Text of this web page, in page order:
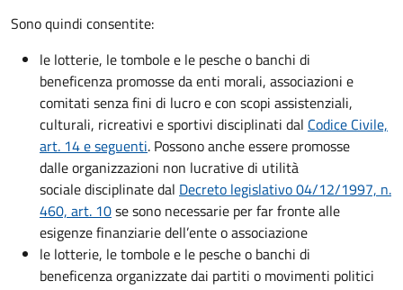
Sono quindi consentite:
le lotterie, le tombole e le pesche o banchi di
beneficenza promosse da enti morali, associazioni e
comitati senza fini di lucro e con scopi assistenziali,
culturali, ricreativi e sportivi disciplinati dal Codice Civile,
art. 14 e seguenti. Possono anche essere promosse
dalle organizzazioni non lucrative di utilità
sociale disciplinate dal Decreto legislativo 04/12/1997, n.
460, art. 10se sono necessarie per far fronte alle
esigenze finanziarie dell’ente o associazione
le lotterie, le tombole e le pesche o banchi di
beneficenza organizzate dai partiti o movimenti politici